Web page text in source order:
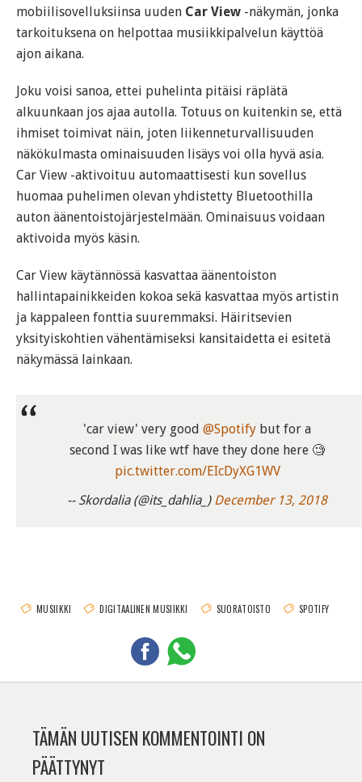
mobiilisovelluksiinsa uuden Car View -näkymän, jonka
tarkoituksena on helpottaa musiikkipalvelun käyttöä
ajon aikana.
Joku voisi sanoa, ettei puhelinta pitäisi räplätä
alkuunkaan jos ajaa autolla. Totuus on kuitenkin se, että
ihmiset toimivat näin, joten liikenneturvallisuuden
näkökulmasta ominaisuuden lisäys voi olla hyvä asia.
Car View -aktivoituu automaattisesti kun sovellus
huomaa puhelimen olevan yhdistetty Bluetoothilla
auton äänentoistojärjestelmään. Ominaisuus voidaan
aktivoida myös käsin.
Car View käytännössä kasvattaa äänentoiston
hallintapainikkeiden kokoa sekä kasvattaa myös artistin
ja kappaleen fonttia suuremmaksi. Häiritsevien
yksityiskohtien vähentämiseksi kansitaidetta ei esitetä
näkymässä lainkaan.
'car view' very good @Spotify but for a
second I was like wtf have they done here 🧐
pic.twitter.com/EIcDyXG1WV
-- Skordalia (@its_dahlia_) December 13, 2018
MUSIIKKI DIGITAALINEN MUSIIKKI SUORATOISTO SPOTIFY
TÄMÄN UUTISEN KOMMENTOINTI ON
PÄÄTTYNYT